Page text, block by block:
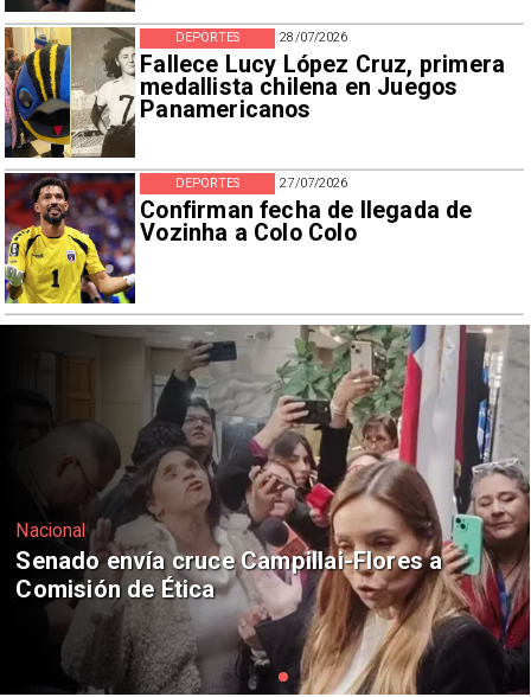
28/07/2026
Fallece Lucy López Cruz, primera
medallista chilena en Juegos
Panamericanos
DEPORTES
27/07/2026
Confirman fecha de llegada de
Vozinha a Colo Colo
DEPORTES
Nacional
Senado envía cruce Campillai-Flores a
Comisión de Ética